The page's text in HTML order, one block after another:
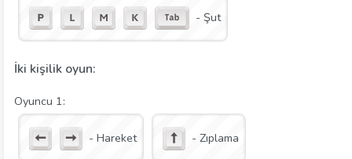
- Şut
İki kişilik oyun:
Oyuncu 1:
- Hareket - Zıplama